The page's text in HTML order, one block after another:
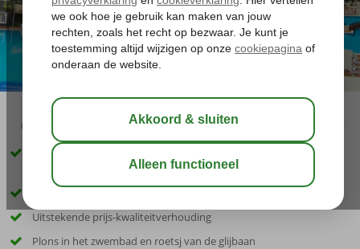
03:45 aug 33°C
Familiehotel met comfortabele (familie)kamers en centrale ligging
Uitstekende prijs-kwaliteitverhouding
Plons in het zwembad en roetsj van de glijbaan